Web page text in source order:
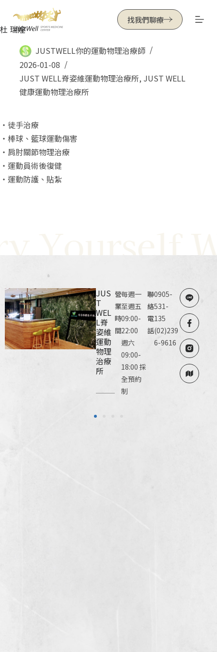
跳
至
找我們聊療
杜 瑞煌
JUSTWELL你的運動物理治療師
2026-01-08
JUST WELL脊姿維運動物理治療所, JUST WELL
健康運動物理治療所
・徒手治療
・棒球、籃球運動傷害
・肩肘關節物理治療
・運動員術後復健
・運動防護、貼紮
Yourself
JUS
T
WEL
L脊
姿維
運動
物理
治療
所
營
業
時
間
每週一
至週五
09:00-
22:00
週六
09:00-
18:00 採
全預約
制
聯
絡
電
話
0905-
531-
135
(02)239
6-9616
4